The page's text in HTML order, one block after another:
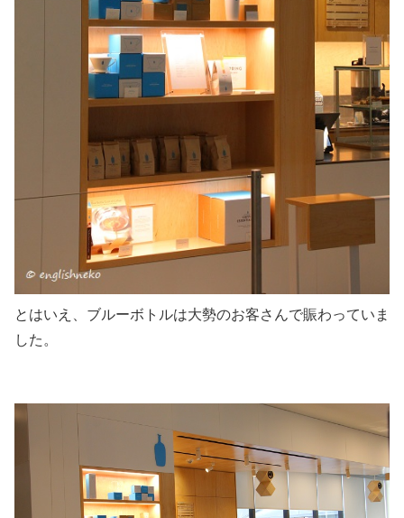
とはいえ、ブルーボトルは大勢のお客さんで賑わっていま
した。